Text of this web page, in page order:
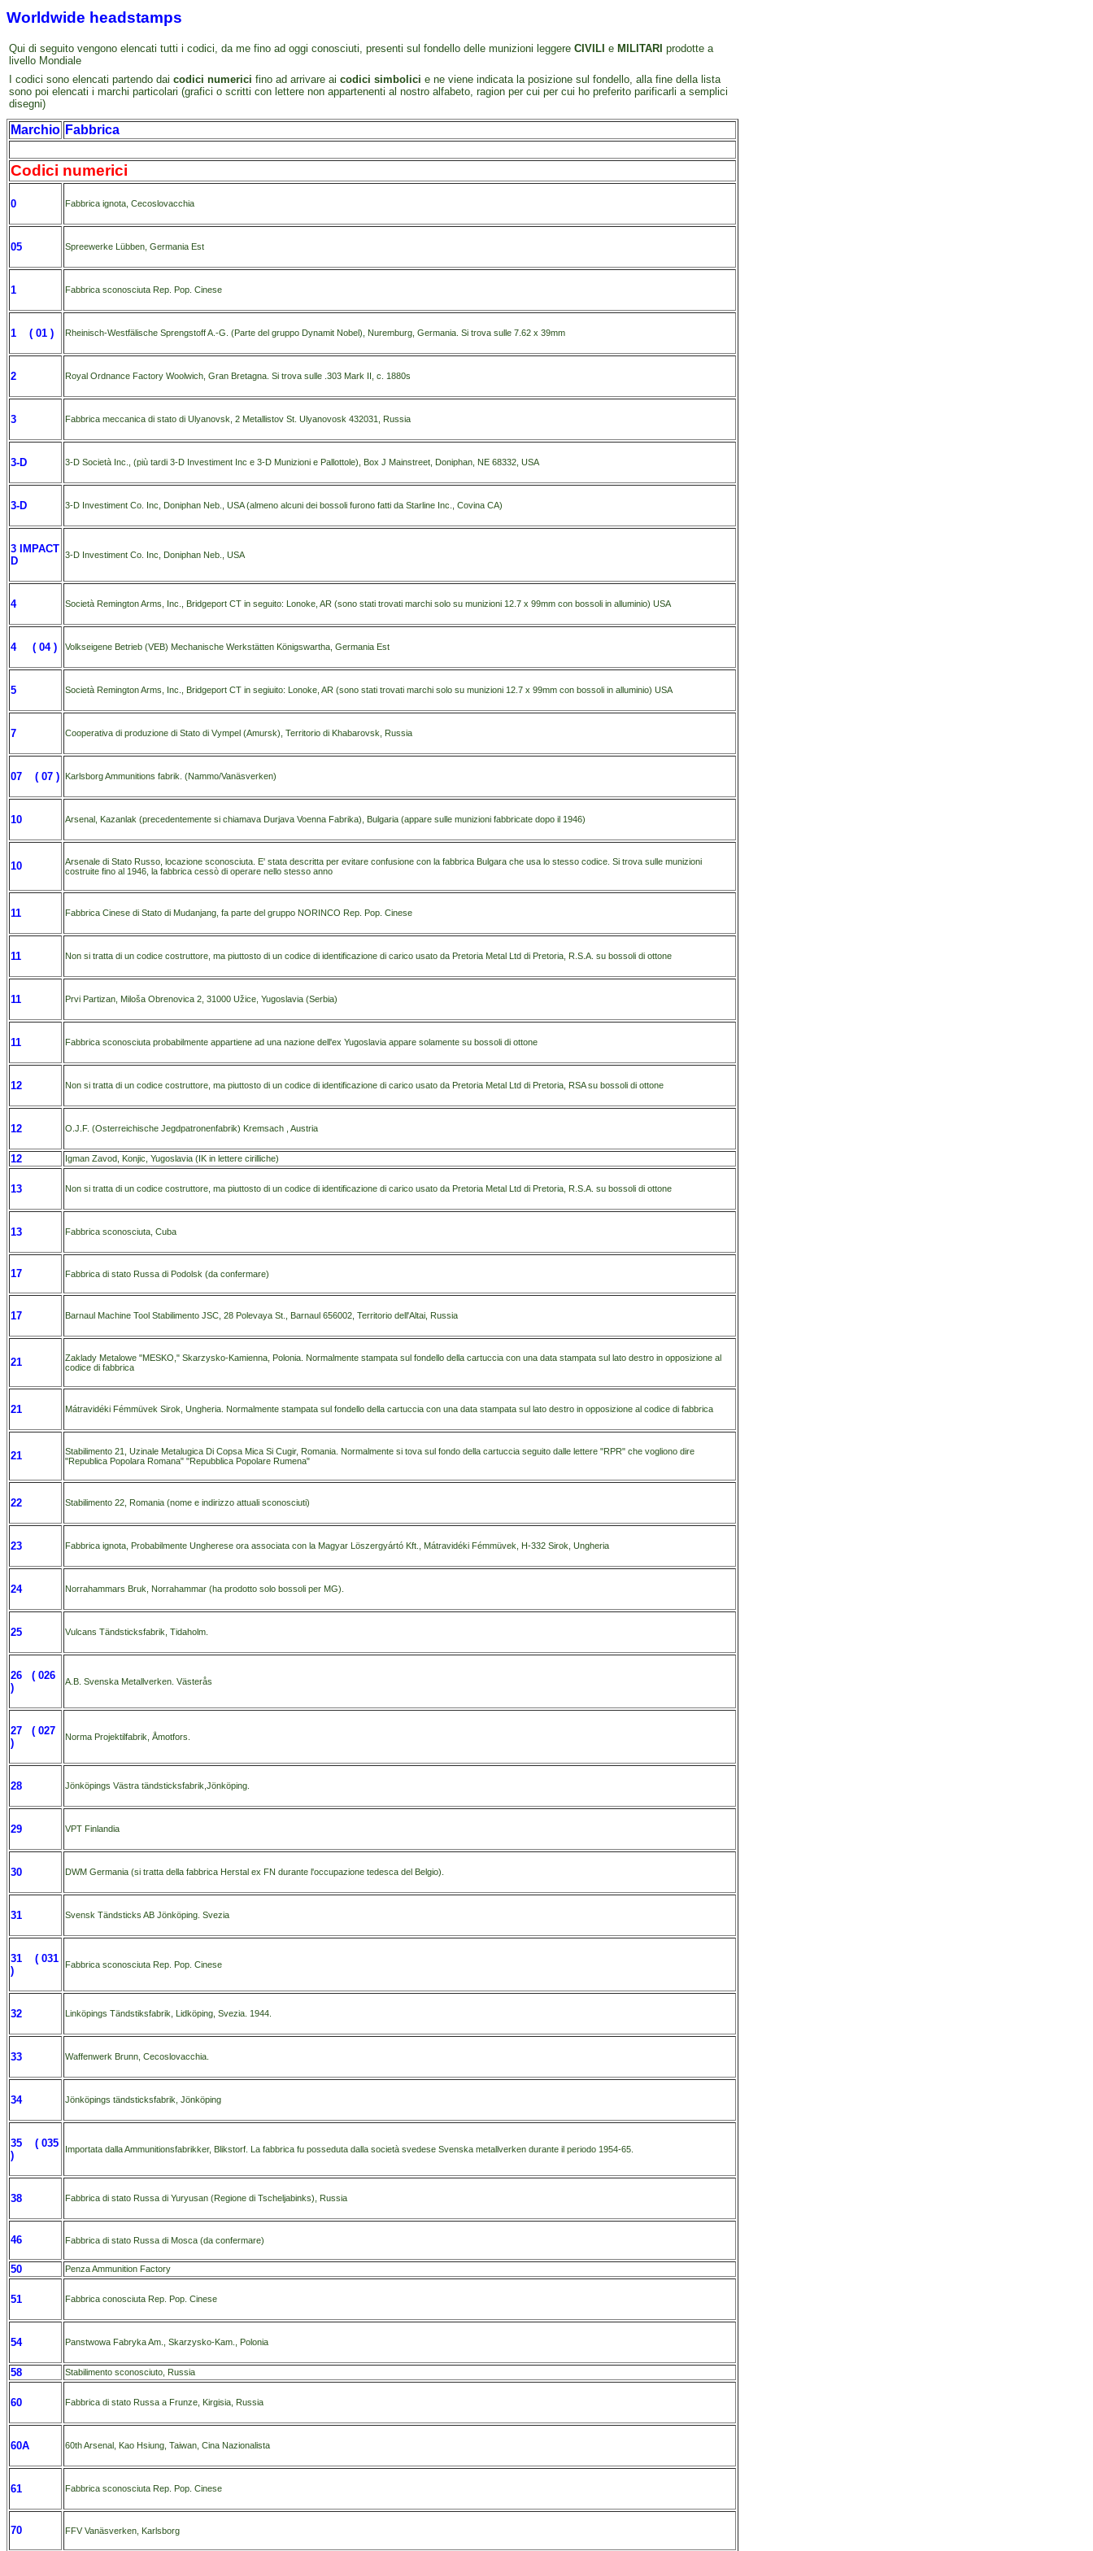
Worldwide headstamps
Qui di seguito vengono elencati tutti i codici, da me fino ad oggi conosciuti, presenti sul fondello delle munizioni leggere CIVILI e MILITARI prodotte a
livello Mondiale
I codici sono elencati partendo dai codici numerici fino ad arrivare ai codici simbolici e ne viene indicata la posizione sul fondello, alla fine della lista
sono poi elencati i marchi particolari (grafici o scritti con lettere non appartenenti al nostro alfabeto, ragion per cui per cui ho preferito parificarli a semplici
disegni)
Marchio Fabbrica
Codici numerici
0 Fabbrica ignota, Cecoslovacchia
05 Spreewerke Lübben, Germania Est
1 Fabbrica sconosciuta Rep. Pop. Cinese
1 ( 01 ) Rheinisch-Westfälische Sprengstoff A.-G. (Parte del gruppo Dynamit Nobel), Nuremburg, Germania. Si trova sulle 7.62 x 39mm
2 Royal Ordnance Factory Woolwich, Gran Bretagna. Si trova sulle .303 Mark II, c. 1880s
3 Fabbrica meccanica di stato di Ulyanovsk, 2 Metallistov St. Ulyanovosk 432031, Russia
3-D 3-D Società Inc., (più tardi 3-D Investiment Inc e 3-D Munizioni e Pallottole), Box J Mainstreet, Doniphan, NE 68332, USA
3-D 3-D Investiment Co. Inc, Doniphan Neb., USA (almeno alcuni dei bossoli furono fatti da Starline Inc., Covina CA)
3 IMPACT
D
3-D Investiment Co. Inc, Doniphan Neb., USA
4 Società Remington Arms, Inc., Bridgeport CT in seguito: Lonoke, AR (sono stati trovati marchi solo su munizioni 12.7 x 99mm con bossoli in alluminio) USA
4 ( 04 ) Volkseigene Betrieb (VEB) Mechanische Werkstätten Königswartha, Germania Est
5 Società Remington Arms, Inc., Bridgeport CT in segiuito: Lonoke, AR (sono stati trovati marchi solo su munizioni 12.7 x 99mm con bossoli in alluminio) USA
7 Cooperativa di produzione di Stato di Vympel (Amursk), Territorio di Khabarovsk, Russia
07 ( 07 ) Karlsborg Ammunitions fabrik. (Nammo/Vanäsverken)
10 Arsenal, Kazanlak (precedentemente si chiamava Durjava Voenna Fabrika), Bulgaria (appare sulle munizioni fabbricate dopo il 1946)
10
Arsenale di Stato Russo, locazione sconosciuta. E' stata descritta per evitare confusione con la fabbrica Bulgara che usa lo stesso codice. Si trova sulle munizioni
costruite fino al 1946, la fabbrica cessò di operare nello stesso anno
11 Fabbrica Cinese di Stato di Mudanjang, fa parte del gruppo NORINCO Rep. Pop. Cinese
11 Non si tratta di un codice costruttore, ma piuttosto di un codice di identificazione di carico usato da Pretoria Metal Ltd di Pretoria, R.S.A. su bossoli di ottone
11 Prvi Partizan, Miloša Obrenovica 2, 31000 Užice, Yugoslavia (Serbia)
11 Fabbrica sconosciuta probabilmente appartiene ad una nazione dell'ex Yugoslavia appare solamente su bossoli di ottone
12 Non si tratta di un codice costruttore, ma piuttosto di un codice di identificazione di carico usato da Pretoria Metal Ltd di Pretoria, RSA su bossoli di ottone
12 O.J.F. (Osterreichische Jegdpatronenfabrik) Kremsach , Austria
12 Igman Zavod, Konjic, Yugoslavia (IK in lettere cirilliche)
13 Non si tratta di un codice costruttore, ma piuttosto di un codice di identificazione di carico usato da Pretoria Metal Ltd di Pretoria, R.S.A. su bossoli di ottone
13 Fabbrica sconosciuta, Cuba
17 Fabbrica di stato Russa di Podolsk (da confermare)
17 Barnaul Machine Tool Stabilimento JSC, 28 Polevaya St., Barnaul 656002, Territorio dell'Altai, Russia
21
Zaklady Metalowe "MESKO," Skarzysko-Kamienna, Polonia. Normalmente stampata sul fondello della cartuccia con una data stampata sul lato destro in opposizione al
codice di fabbrica
21 Mátravidéki Fémmüvek Sirok, Ungheria. Normalmente stampata sul fondello della cartuccia con una data stampata sul lato destro in opposizione al codice di fabbrica
21
Stabilimento 21, Uzinale Metalugica Di Copsa Mica Si Cugir, Romania. Normalmente si tova sul fondo della cartuccia seguito dalle lettere "RPR" che vogliono dire
"Republica Popolara Romana" "Repubblica Popolare Rumena"
22 Stabilimento 22, Romania (nome e indirizzo attuali sconosciuti)
23 Fabbrica ignota, Probabilmente Ungherese ora associata con la Magyar Löszergyártó Kft., Mátravidéki Fémmüvek, H-332 Sirok, Ungheria
24 Norrahammars Bruk, Norrahammar (ha prodotto solo bossoli per MG).
25 Vulcans Tändsticksfabrik, Tidaholm.
26 ( 026
)
A.B. Svenska Metallverken. Västerås
27 ( 027
)
Norma Projektilfabrik, Åmotfors.
28 Jönköpings Västra tändsticksfabrik,Jönköping.
29 VPT Finlandia
30 DWM Germania (si tratta della fabbrica Herstal ex FN durante l'occupazione tedesca del Belgio).
31 Svensk Tändsticks AB Jönköping. Svezia
31 ( 031
)
Fabbrica sconosciuta Rep. Pop. Cinese
32 Linköpings Tändstiksfabrik, Lidköping, Svezia. 1944.
33 Waffenwerk Brunn, Cecoslovacchia.
34 Jönköpings tändsticksfabrik, Jönköping
35 ( 035
)
Importata dalla Ammunitionsfabrikker, Blikstorf. La fabbrica fu posseduta dalla società svedese Svenska metallverken durante il periodo 1954-65.
38 Fabbrica di stato Russa di Yuryusan (Regione di Tscheljabinks), Russia
46 Fabbrica di stato Russa di Mosca (da confermare)
50 Penza Ammunition Factory
51 Fabbrica conosciuta Rep. Pop. Cinese
54 Panstwowa Fabryka Am., Skarzysko-Kam., Polonia
58 Stabilimento sconosciuto, Russia
60 Fabbrica di stato Russa a Frunze, Kirgisia, Russia
60A 60th Arsenal, Kao Hsiung, Taiwan, Cina Nazionalista
61 Fabbrica sconosciuta Rep. Pop. Cinese
70 FFV Vanäsverken, Karlsborg